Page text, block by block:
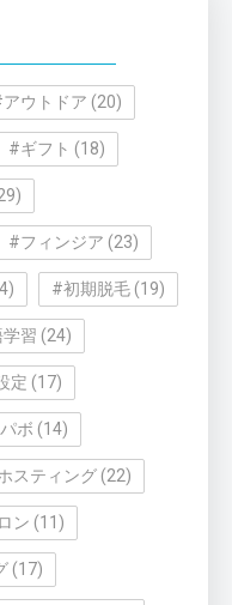
ウトドア (20)
#ギフト (18)
#フィンジア (23)
#初期脱毛(19)
習 (24)
定 (17)
ボ (14)
スティング(22)
ン (11)
(17)